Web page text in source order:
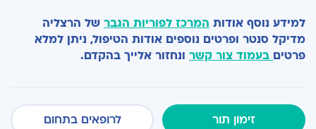
למידע נוסף אודות המרכז לפוריות הגבר של הרצליה
מדיקל סנטר ופרטים נוספים אודות הטיפול, ניתן למלא
פרטים בעמוד צור קשר ונחזור אלייך בהקדם.
זימון תור לרופאים בתחום